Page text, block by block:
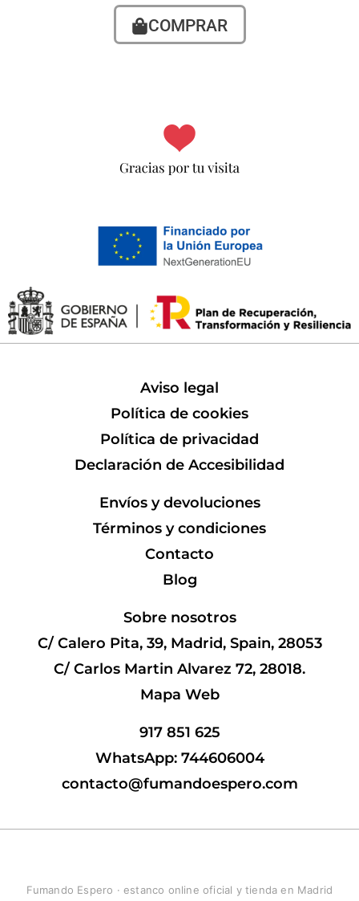
COMPRAR
Aviso legal
Política de cookies
Política de privacidad
Declaración de Accesibilidad
Envíos y devoluciones
Términos y condiciones
Contacto
Blog
Sobre nosotros
C/ Calero Pita, 39, Madrid, Spain, 28053
C/ Carlos Martin Alvarez 72, 28018.
Mapa Web
917 851 625
WhatsApp: 744606004
contacto@fumandoespero.com
Fumando Espero · estanco online oficial y tienda en Madrid